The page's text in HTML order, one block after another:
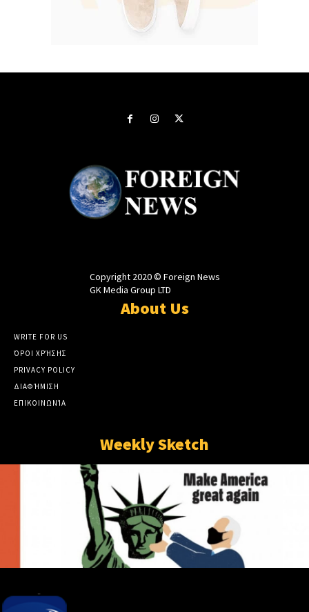
Copyright 2020 © Foreign News
GK Media Group LTD
About Us
WRITE FOR US
ΌΡΟΙ ΧΡΉΣΗΣ
PRIVACY POLICY
ΔΙΑΦΉΜΙΣΗ
ΕΠΙΚΟΙΝΩΝΊΑ
Weekly Sketch